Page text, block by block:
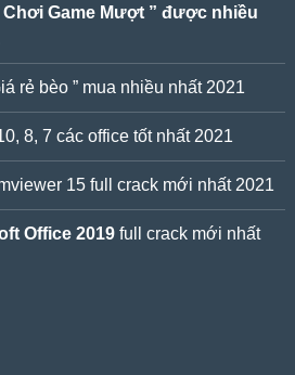
Chơi Game Mượt ” được nhiều
rẻ bèo ” mua nhiều nhất 2021
8, 7 các office tốt nhất 2021
15 full crack mới nhất 2021
Office 2019full crack mới nhất